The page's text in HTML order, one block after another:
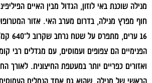
מנילה שוכנת באי לוזון, הגדול מבין האיים
חוף מפרץ מנילה, בדרום מערב האי. אזור
16
הפנימיים הם צפופים ועמוסים, עם מגדלים רבי
ואזורים כפריים יותר במעטפת החיצונית. לאורך
הראשי של מנילה, שהוא גם אחד הנמלים